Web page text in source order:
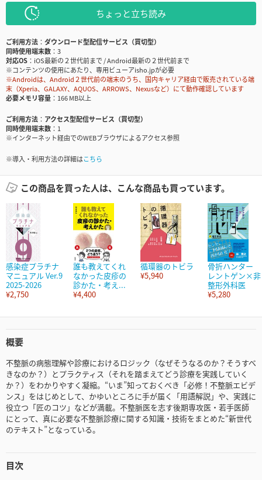
ちょっと立ち読み
ご利用方法
ダウンロード型配信サービス（買切型）
同時使用端末数
3
対応OS
iOS最新の２世代前まで / Android最新の２世代前まで
※コンテンツの使用にあたり、専用ビューアisho.jpが必要
※Androidは、Android２世代前の端末のうち、国内キャリア経由で販売されている端
末（Xperia、GALAXY、AQUOS、ARROWS、Nexusなど）にて動作確認しています
必要メモリ容量
166 MB以上
ご利用方法
アクセス型配信サービス（買切型）
同時使用端末数
1
※インターネット経由でのWEBブラウザによるアクセス参照
※導入・利用方法の詳細はこちら
この商品を買った人は、こんな商品も買っています。
感染症プラチナ
マニュアル Ver.9
2025-2026
¥2,750
誰も教えてくれ
なかった皮疹の
診かた・考え...
¥4,400
循環器のトビラ
¥5,940
骨折ハンター
レントゲン×非
整形外科医
¥5,280
概要
不整脈の病態理解や診療におけるロジック（なぜそうなるのか？そうすべ
きなのか？）とプラクティス（それを踏まえてどう診療を実践していく
か？）をわかりやすく凝縮。“いま”知っておくべき「必修！不整脈エビデ
ンス」をはじめとして、かゆいところに手が届く「用語解説」や、実践に
役立つ「匠のコツ」などが満載。不整脈医を志す後期専攻医・若手医師
にとって、真に必要な不整脈診療に関する知識・技術をまとめた“新世代
のテキスト”となっている。
目次